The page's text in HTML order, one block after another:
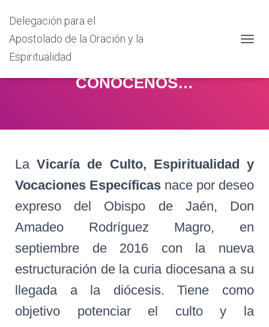
Delegación para el
Apostolado de la Oración y la
Espiritualidad
M
O
D
E
A
E
A
C
I
Ó
CONÓCENOS…
LaVicaría de Culto, Espiritualidad y
Vocaciones Específicas nace por deseo
expreso del Obispo de Jaén, Don
Amadeo Rodríguez Magro, en
septiembre de 2016 con la nueva
estructuración de la curia diocesana a su
llegada a la diócesis. Tiene como
objetivo potenciar el culto y la